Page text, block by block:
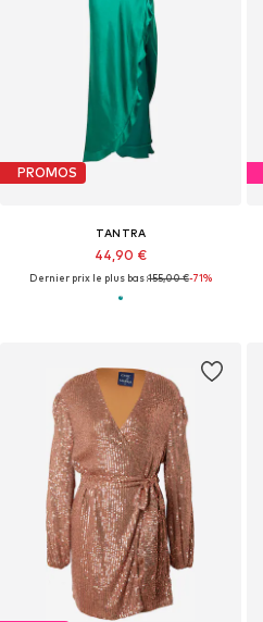
PROMOS
TANTRA
44,90 €
Dernier prix le plus bas :155,00 €-71%